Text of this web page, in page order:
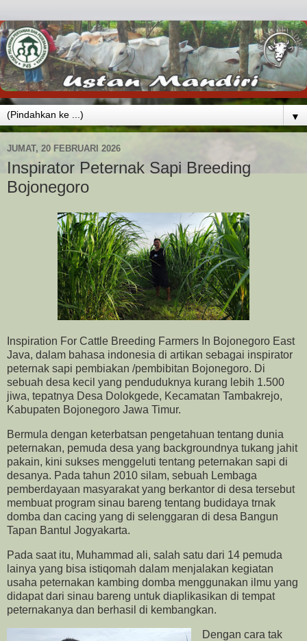
▼
JUMAT, 20 FEBRUARI 2026
Inspirator Peternak Sapi Breeding
Bojonegoro
Inspiration For Cattle Breeding Farmers In Bojonegoro East
Java, dalam bahasa indonesia di artikan sebagai inspirator
peternak sapi pembiakan /pembibitan Bojonegoro. Di
sebuah desa kecil yang penduduknya kurang lebih 1.500
jiwa, tepatnya Desa Dolokgede, Kecamatan Tambakrejo,
Kabupaten Bojonegoro Jawa Timur.
Bermula dengan keterbatsan pengetahuan tentang dunia
peternakan, pemuda desa yang backgroundnya tukang jahit
pakain, kini sukses menggeluti tentang peternakan sapi di
desanya. Pada tahun 2010 silam, sebuah Lembaga
pemberdayaan masyarakat yang berkantor di desa tersebut
membuat program sinau bareng tentang budidaya trnak
domba dan cacing yang di selenggaran di desa Bangun
Tapan Bantul Jogyakarta.
Pada saat itu, Muhammad ali, salah satu dari 14 pemuda
lainya yang bisa istiqomah dalam menjalakan kegiatan
usaha peternakan kambing domba menggunakan ilmu yang
didapat dari sinau bareng untuk diaplikasikan di tempat
peternakanya dan berhasil di kembangkan.
Dengan cara tak